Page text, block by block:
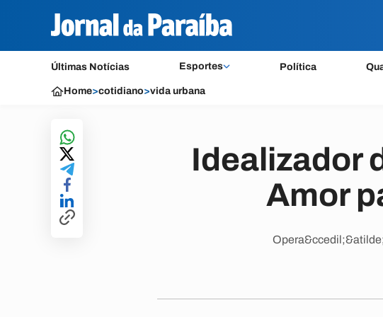
Últimas Notícias Esportes Política
Home>cotidiano>vida urbana
Idealizador
Amor